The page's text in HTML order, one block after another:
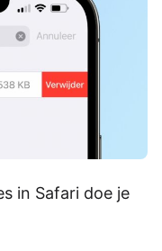
in Safari doe je